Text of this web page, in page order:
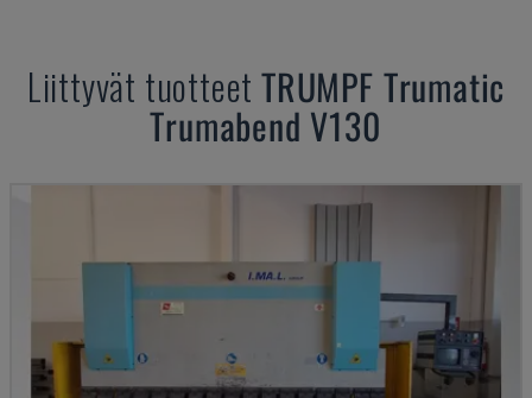
Liittyvät tuotteetTRUMPF Trumatic
Trumabend V130